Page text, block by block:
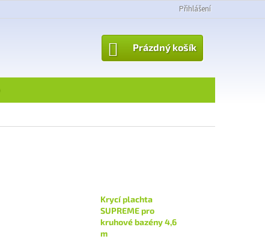
Přihlášení
NÁKUPNÍ
KOŠÍK
Prázdný košík
Krycí plachta
SUPREME pro
kruhové bazény 4,6
m